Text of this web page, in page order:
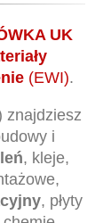
UK
(EWI)
znajdziesz
i
, kleje,
, płyty